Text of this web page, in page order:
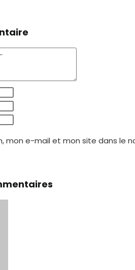
mon e-mail et mon site dans le